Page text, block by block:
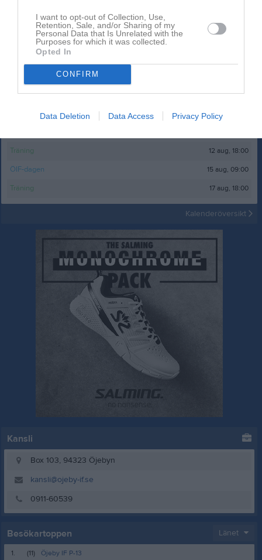
I want to opt-out of Collection, Use,
Retention, Sale, and/or Sharing of my
Personal Data that Is Unrelated with the
Purposes for which it was collected.
Opted In
CONFIRM
Data Deletion Data Access Privacy Policy
Inget album finns skapat
Logga in som administratör och skapa ert första album
På gång Kalender
Saik-dagen 8 aug, 10:00
Träning 12 aug, 18:00
ÖIF-dagen 15 aug, 09:00
Träning 17 aug, 18:00
Kalenderöversikt
Kansli
Box 103, 94323 Öjebyn
kansli@ojeby-if.se
0911-60539
Besökartoppen Länet
1. (11) Öjeby IF P-13